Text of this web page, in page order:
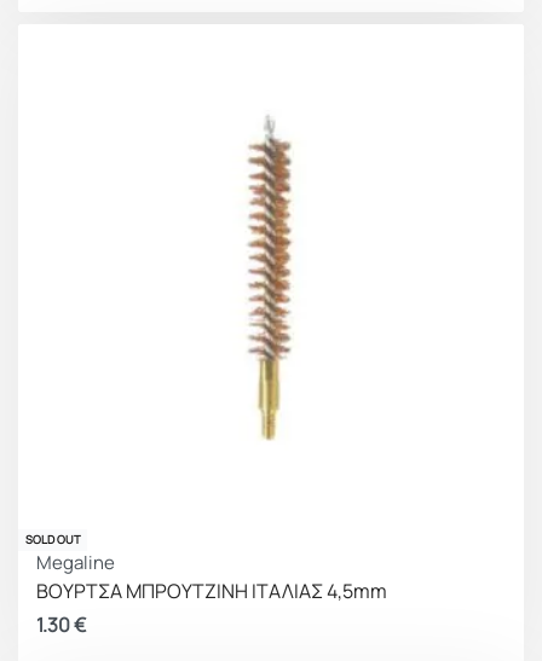
SOLD OUT
Megaline
ΒΟΥΡΤΣΑ ΜΠΡΟΥΤΖΙΝΗ ΙΤΑΛΙΑΣ 4,5mm
1.30€